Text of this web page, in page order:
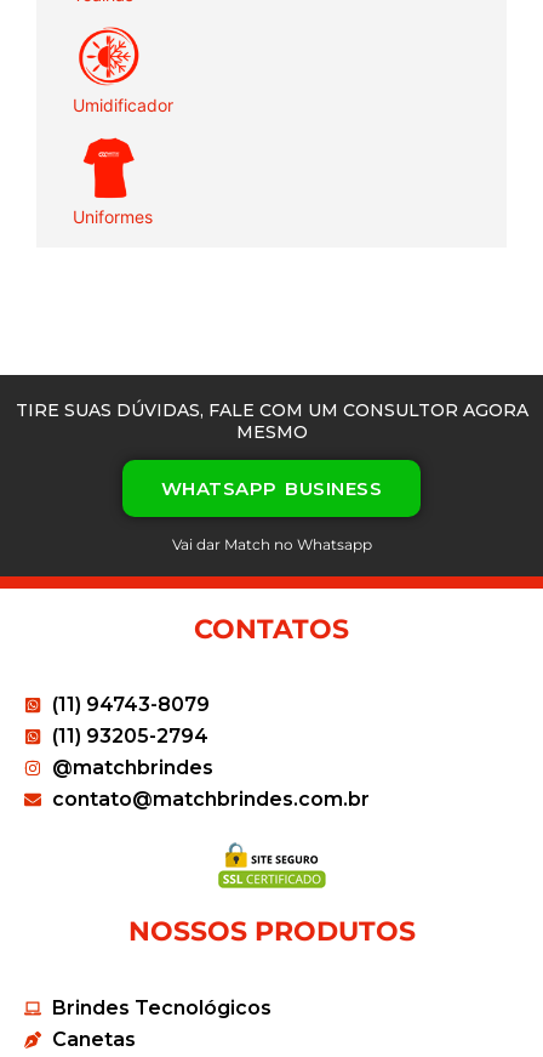
Umidificador
Uniformes
TIRE SUAS DÚVIDAS, FALE COM UM CONSULTOR AGORA
MESMO
WHATSAPP BUSINESS
Vai dar Match no Whatsapp
CONTATOS
(11) 94743-8079
(11) 93205-2794
@matchbrindes
contato@matchbrindes.com.br
NOSSOS PRODUTOS
Brindes Tecnológicos
Canetas